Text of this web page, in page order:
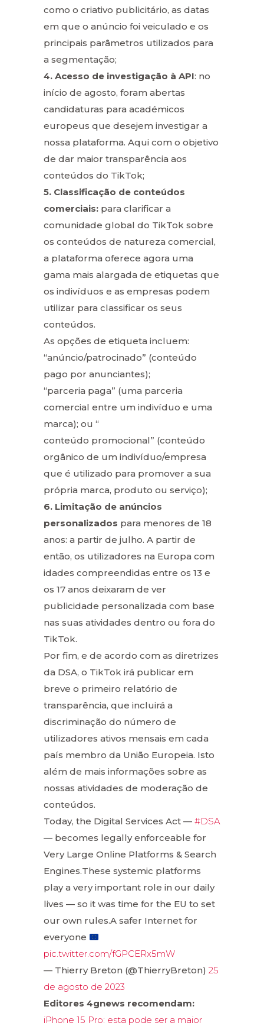
como o criativo publicitário, as datas
em que o anúncio foi veiculado e os
principais parâmetros utilizados para
a segmentação;
4. Acesso de investigação à API: no
início de agosto, foram abertas
candidaturas para académicos
europeus que desejem investigar a
nossa plataforma. Aqui com o objetivo
de dar maior transparência aos
conteúdos do TikTok;
5. Classificação de conteúdos
comerciais: para clarificar a
comunidade global do TikTok sobre
os conteúdos de natureza comercial,
a plataforma oferece agora uma
gama mais alargada de etiquetas que
os indivíduos e as empresas podem
utilizar para classificar os seus
conteúdos.
As opções de etiqueta incluem:
“anúncio/patrocinado” (conteúdo
pago por anunciantes);
“parceria paga” (uma parceria
comercial entre um indivíduo e uma
marca); ou “
conteúdo promocional” (conteúdo
orgânico de um indivíduo/empresa
que é utilizado para promover a sua
própria marca, produto ou serviço);
6. Limitação de anúncios
personalizados para menores de 18
anos: a partir de julho. A partir de
então, os utilizadores na Europa com
idades compreendidas entre os 13 e
os 17 anos deixaram de ver
publicidade personalizada com base
nas suas atividades dentro ou fora do
TikTok.
Por fim, e de acordo com as diretrizes
da DSA, o TikTok irá publicar em
breve o primeiro relatório de
transparência, que incluirá a
discriminação do número de
utilizadores ativos mensais em cada
país membro da União Europeia. Isto
além de mais informações sobre as
nossas atividades de moderação de
conteúdos.
Today, the Digital Services Act — #DSA
— becomes legally enforceable for
Very Large Online Platforms & Search
Engines.These systemic platforms
play a very important role in our daily
lives — so it was time for the EU to set
our own rules.A safer Internet for
everyone
pic.twitter.com/fGPCERx5mW
— Thierry Breton (@ThierryBreton) 25
de agosto de 2023
Editores 4gnews recomendam:
iPhone 15 Pro: esta pode ser a maior